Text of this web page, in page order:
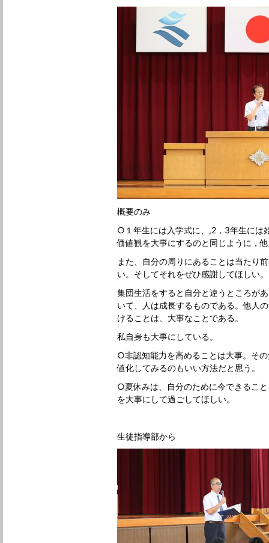
概要のみ
○１年生には入学式に、,2，3年生には
価値観を大事にするのと同じように，
また、自分の周りにあることは当たり
い。そしてそれをぜひ感謝してほしい。
集団生活をすると自分と違うところが
いて、人は成長するものである。他人
けることは、大事なことである。
私自身も大事にしている。
○非認知能力を高めることは大事。そ
値化してみるのもいい方法だと思う。
○夏休みは、自分のために今できるこ
を大事にして過ごしてほしい。
生徒指導部から